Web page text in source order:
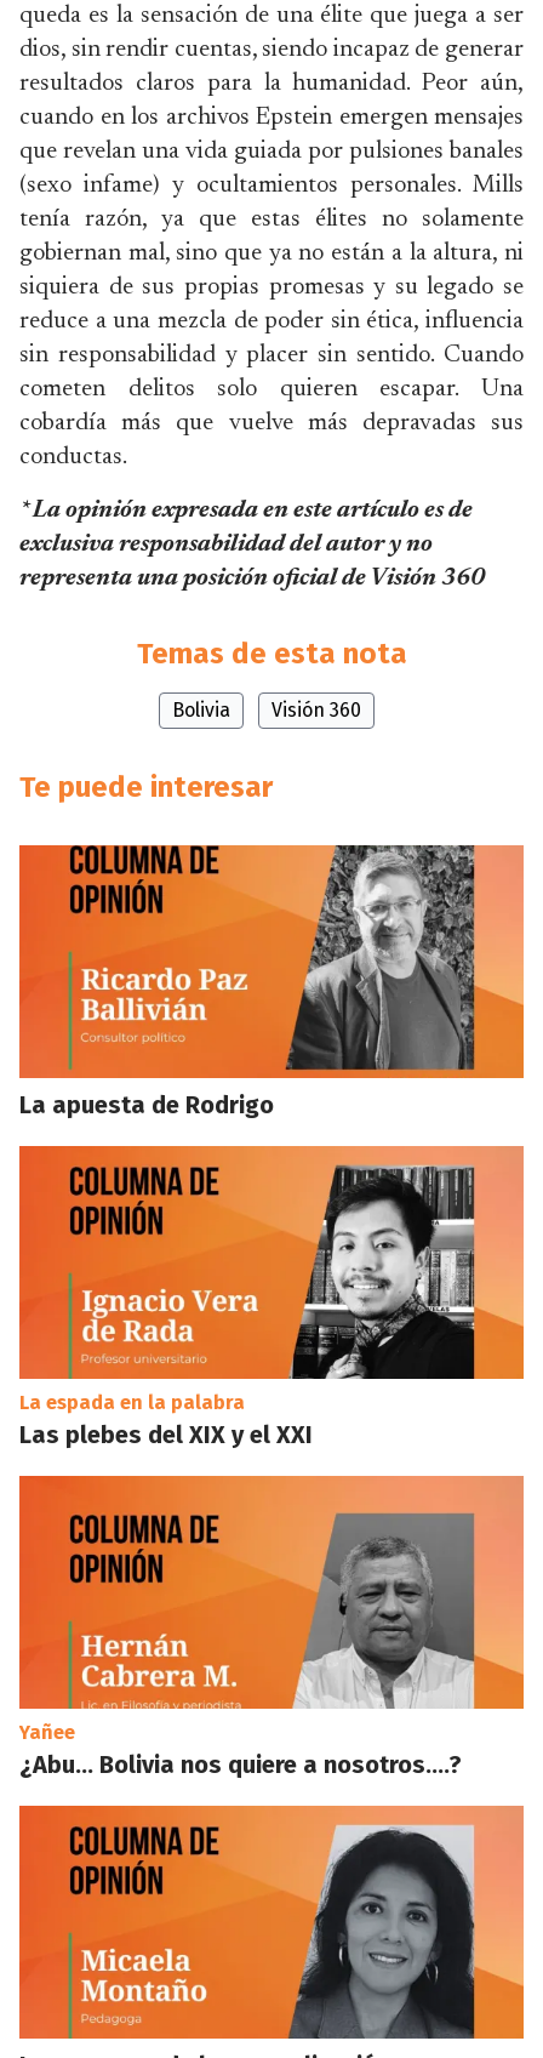
queda es la sensación de una élite que juega a ser
dios, sin rendir cuentas, siendo incapaz de generar
resultados claros para la humanidad. Peor aún,
cuando en los archivos Epstein emergen mensajes
que revelan una vida guiada por pulsiones banales
(sexo infame) y ocultamientos personales. Mills
tenía razón, ya que estas élites no solamente
gobiernan mal, sino que ya no están a la altura, ni
siquiera de sus propias promesas y su legado se
reduce a una mezcla de poder sin ética, influencia
sin responsabilidad y placer sin sentido. Cuando
cometen delitos solo quieren escapar. Una
cobardía más que vuelve más depravadas sus
conductas.
* La opinión expresada en este artículo es de
exclusiva responsabilidad del autor y no
representa una posición oficial de Visión 360
Temas de esta nota
Bolivia Visión 360
Te puede interesar
La apuesta de Rodrigo
La espada en la palabra
Las plebes del XIX y el XXI
Yañee
¿Abu… Bolivia nos quiere a nosotros….?